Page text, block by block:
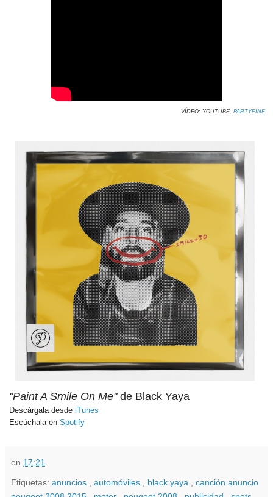
VÍDEO: YOUTUBE, PARTYFINE
"Paint A Smile On Me"de Black Yaya
Descárgala desde iTunes
Escúchala en Spotify
en 17:21
Etiquetas: anuncios automóviles black yaya
canción anuncio